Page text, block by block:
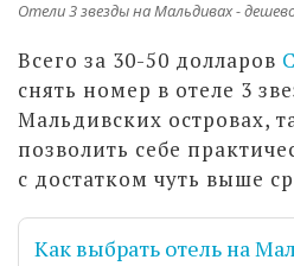
Отели 3 звезды на Мальдивах -
Всего за 30-50 долларов
снять номер в отеле 3
Мальдивских островах,
позволить себе
с достатком чуть выше
Как выбрать отель на